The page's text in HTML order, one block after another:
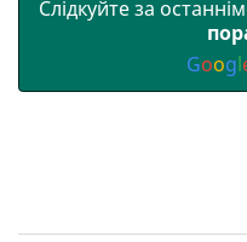
Слідкуйте за
Googl